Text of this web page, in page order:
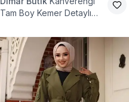
Tam Boy Kemer Detaylı